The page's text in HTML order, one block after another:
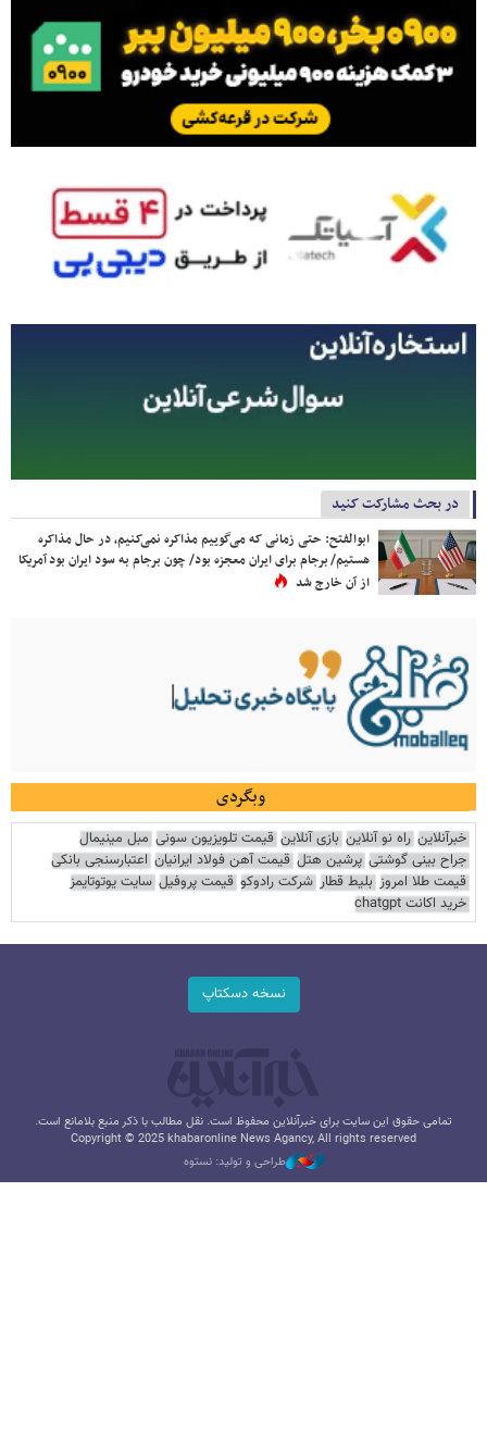
در بحث مشارکت کنید
ابوالفتح: حتی زمانی که می‌گوییم مذاکره نمی‌کنیم، در حال مذاکره
هستیم/ برجام برای ایران معجزه بود/ چون برجام به سود ایران بود آمریکا
از آن خارج شد
وبگردی
خبرآنلاین راه نو آنلاین بازی آنلاین قیمت تلویزیون سونی مبل مینیمال
جراح بینی گوشتی پرشین هتل قیمت آهن فولاد ایرانیان اعتبارسنجی بانکی
قیمت طلا امروز بلیط قطار شرکت رادوکو قیمت پروفیل سایت یوتوتایمز
خرید اکانت chatgpt
نسخه دسکتاپ
تمامی حقوق این سایت برای خبرآنلاین محفوظ است. نقل مطالب با ذکر منبع بلامانع است.
Copyright © 2025 khabaronline News Agancy, All rights reserved
طراحی و تولید: نستوه